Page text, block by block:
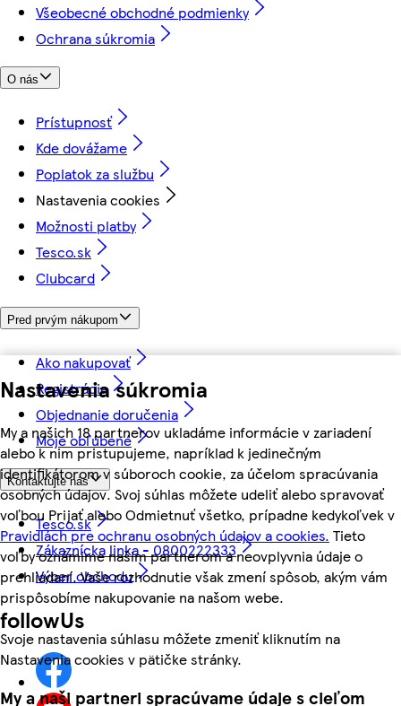
Nastavenia súkromia
My a našich 18 partnerov ukladáme informácie v zariadení
alebo k nim pristupujeme, napríklad k jedinečným
identifikátorom v súboroch cookie, za účelom spracúvania
osobných údajov. Svoj súhlas môžete udeliť alebo spravovať
voľbou Prijať alebo Odmietnuť všetko, prípadne kedykoľvek v
Pravidlách pre ochranu osobných údajov a cookies. Tieto
voľby oznámime našim partnerom a neovplyvnia údaje o
prehliadaní. Vaše rozhodnutie však zmení spôsob, akým vám
prispôsobíme nakupovanie na našom webe.
Svoje nastavenia súhlasu môžete zmeniť kliknutím na
Nastavenia cookies v pätičke stránky.
My a naši partneri spracúvame údaje s cieľom
Všeobecné obchodné podmienky
Ochrana súkromia
O nás
Prístupnosť
Kde dovážame
Poplatok za službu
Nastavenia cookies
Možnosti platby
Tesco.sk
Clubcard
Pred prvým nákupom
Ako nakupovať
Registrácia
Objednanie doručenia
Moje obľúbené
Kontaktujte nás
Tesco.sk
Zákaznícka linka - 0800222333
Výber obchodu
followUs